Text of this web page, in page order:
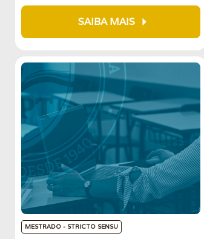
SAIBA MAIS arrow_right
MESTRADO - STRICTO SENSU